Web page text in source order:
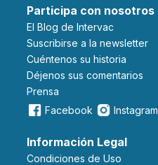
Participa con nosotros
El Blog de Intervac
Suscribirse a la newsletter
Cuéntenos su historia
Déjenos sus comentarios
Prensa
Facebook
Instagram
Información Legal
Condiciones de Uso